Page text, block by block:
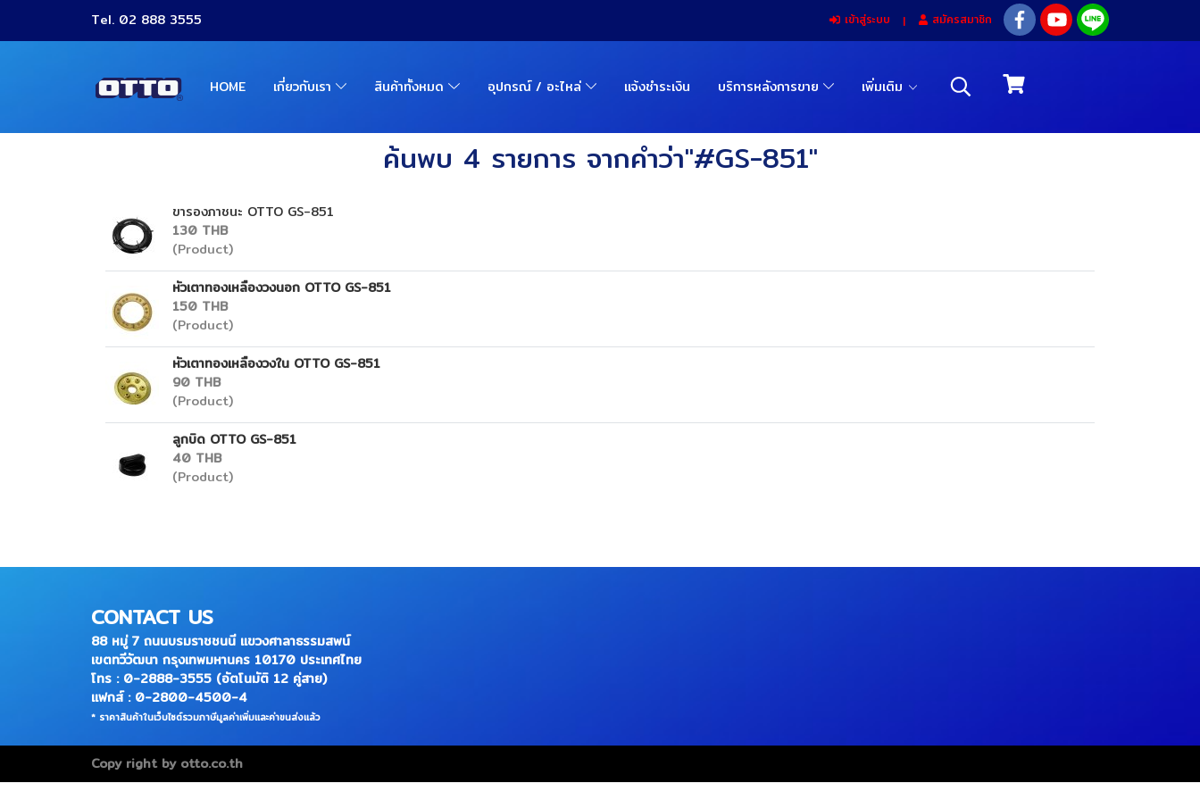
Tel. 02 888 3555 เข้าสู่ระบบ สมัครสมาชิก
HOME เกี่ยวกับเรา สินค้าทั้งหมด อุปกรณ์ / อะไหล่ แจ้งชำระเงิน บริการหลังการขาย เพิ่มเติม
ค้นพบ 4 รายการ จากคำว่า"#GS-851"
ขารองภาชนะ OTTO GS-851
130 THB
(Product)
หัวเตาทองเหลืองวงนอก OTTO GS-851
150 THB
(Product)
หัวเตาทองเหลืองวงใน OTTO GS-851
90 THB
(Product)
ลูกบิด OTTO GS-851
40 THB
(Product)
CONTACT US
88 หมู่ 7 ถนนบรมราชชนนี แขวงศาลาธรรมสพน์
เขตทวีวัฒนา กรุงเทพมหานคร 10170 ประเทศไทย
โทร : 0-2888-3555 (อัตโนมัติ 12 คู่สาย)
แฟกส์ : 0-2800-4500-4
* ราคาสินค้าในเว็บไซต์รวมภาษีมูลค่าเพิ่มและค่าขนส่งแล้ว
Copy right by otto.co.th